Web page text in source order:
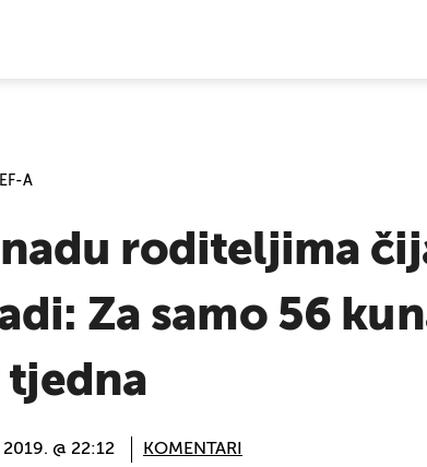
A
roditeljima
Za samo 56
tjedna
@ 22:12 KOMENTARI